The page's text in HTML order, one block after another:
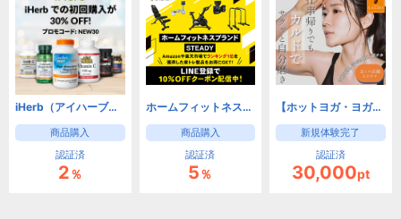
iHerb（アイハーブ）【新規・2回目以降リピートOK!】
商品購入
認証済
2％
ホームフィットネスブランド「STEADY」
商品購入
認証済
5％
【ホットヨガ・ヨガのカルド -CALDO-】 新規体験完了
新規体験完了
認証済
30,000pt